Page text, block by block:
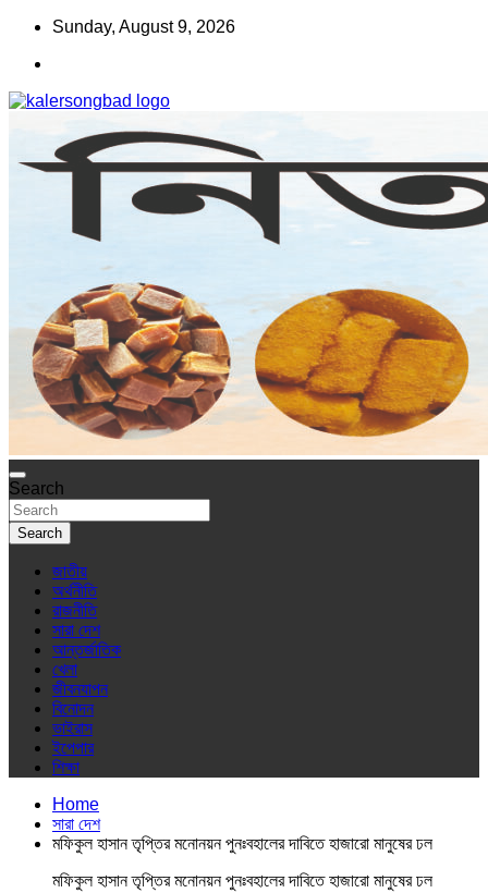
Skip
content
Sunday, August 9, 2026
কালের সংবাদ
www.kalersongbad.com
Search
Search
জাতীয়
অর্থনীতি
রাজনীতি
সারা দেশ
আন্তর্জাতিক
খেলা
জীবনযাপন
বিনোদন
ভাইরাস
ইপেপার
শিক্ষা
Home
সারা দেশ
মফিকুল হাসান তৃপ্তির মনোনয়ন পুনঃবহালের দাবিতে হাজারো মানুষের ঢল
মফিকুল হাসান তৃপ্তির মনোনয়ন পুনঃবহালের দাবিতে হাজারো মানুষের ঢল